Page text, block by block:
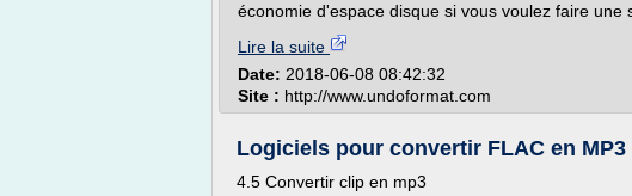
économie d'espace disque si vous voulez faire une
Lire la suite
Date: 2018-06-08 08:42:32
Site : http://www.undoformat.com
Logiciels pour convertir FLAC en
4.5 Convertir clip en mp3